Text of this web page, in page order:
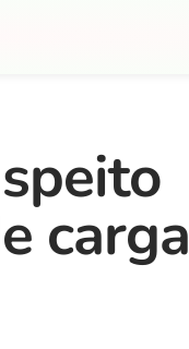
carga